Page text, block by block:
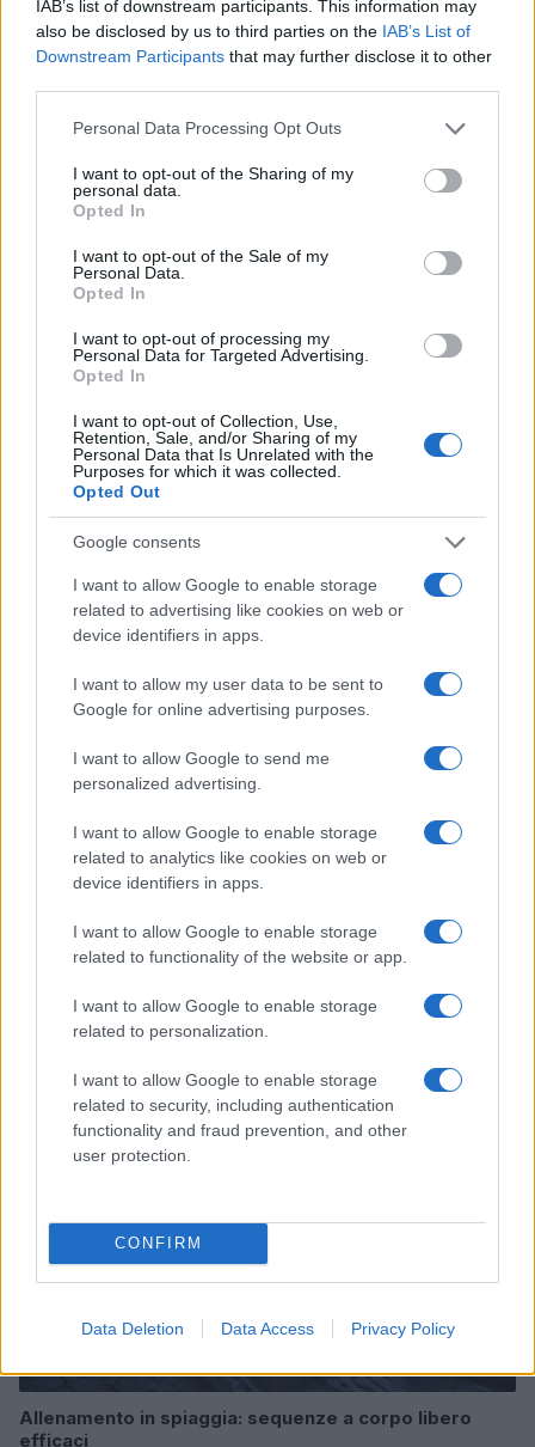
IAB’s list of downstream participants. This information may
also be disclosed by us to third parties on the IAB’s List of
Downstream Participants that may further disclose it to other
Please note that this website/app uses one or more Google
not limited to your visit or usage behaviour. You may click to
grant or deny consent to Google and its third-party tags to
use your data for below specified purposes in below Google
consent section.
Personal Data Processing Opt Outs
I want to opt-out of the Sharing of my
personal data.
Opted In
I want to opt-out of the Sale of my
Personal Data.
Opted In
I want to opt-out of processing my
Personal Data for Targeted Advertising.
Opted In
I want to opt-out of Collection, Use,
Retention, Sale, and/or Sharing of my
Personal Data that Is Unrelated with the
Purposes for which it was collected.
Opted Out
Google consents
I want to allow Google to enable storage
related to advertising like cookies on web or
device identifiers in apps.
I want to allow my user data to be sent to
Google for online advertising purposes.
I want to allow Google to send me
personalized advertising.
I want to allow Google to enable storage
related to analytics like cookies on web or
device identifiers in apps.
I want to allow Google to enable storage
related to functionality of the website or app.
I want to allow Google to enable storage
related to personalization.
I want to allow Google to enable storage
related to security, including authentication
functionality and fraud prevention, and other
user protection.
CONFIRM
Data Deletion Data Access Privacy Policy
Continua a leggere
tracker giusto
Camilla Fiore · 8 Ago 2026
FITNESS
Allenamento in spiaggia: sequenze a corpo libero
efficaci